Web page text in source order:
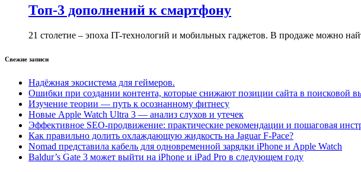
Топ-3 дополнений к смартфону
21 столетие – эпоха IT-технологий и мобильных гаджетов. В продаже можно
Свежие записи
Надёжная экосистема для геймеров.
Ошибки при создании контента, которые снижают позиции сайта в поисковой
Изучение теории — путь к осознанному фитнесу
Новые Apple Watch Ultra 3 — анализ слухов и утечек
Эффективное SEO-продвижение: практические рекомендации и пошаговая
Как правильно долить охлаждающую жидкость на Jaguar F-Pace?
Nomad представила кабель для одновременной зарядки iPhone и Apple Watch
Baldur’s Gate 3 может выйти на iPhone и iPad Pro в следующем году